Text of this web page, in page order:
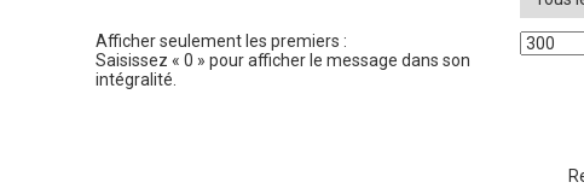
Afficher seulement les premiers :
Saisissez « 0 » pour afficher le message dans son
intégralité.